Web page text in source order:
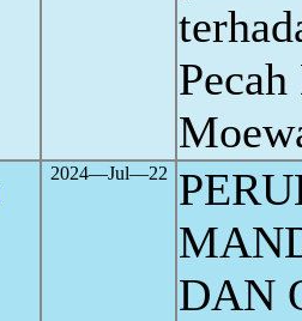
2024―Jul―22
DAN